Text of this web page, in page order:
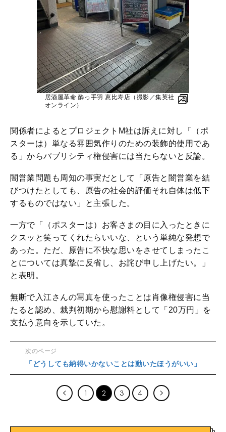
居酒屋革命 酔っ手羽 恵比寿店（撮影／集英社
オンライン）
関係者によるとプロジェクトM社は訴えに対し「（ポ
スターは）単なる雰囲気作りのための装飾的使用であ
る」からパブリシティ権侵害には当たらないと反論。
闇営業問題も周知の事実だとして「原告と闇営業を結
びつけたとしても、原告の社会的評価それ自体は低下
するものではない」と主張した。
一方で「（ポスターは）お客さまの目に入ったときに
クスッと笑ってくれたらいいな、という単純な発想で
あった。ただ、原告に不快な思いをさせてしまったこ
とについては真摯に反省し、お詫び申し上げたい。」
と表明。
無断で入江さんの写真を使ったことは肖像権侵害に当
たると認め、裁判初期から慰謝料として「20万円」を
支払う意向を示していた。
次のページ
「どうしても納得いかないことは動いたほうがいい」
1 2 3 4